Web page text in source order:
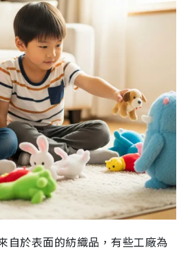
自於表面的紡織品，有些工廠為